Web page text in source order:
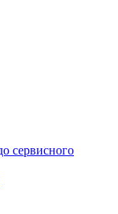
сервисного